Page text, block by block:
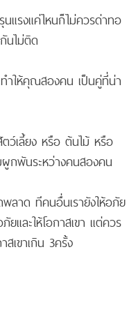
นแรงแค่ไหนก็ไม่ควรด่าทอ
นไม่ติด
ำให้คุณสองคน เป็นคู่ที่น่า
ว์เลี้ยง หรือ ต้นไม้ หรือ
กพันระหว่างคนสองคน
พลาด ทีคนอื่นเรายังให้อภัย
ยและให้โอกาสเขา แต่ควร
สเขาเกิน 3ครั้ง